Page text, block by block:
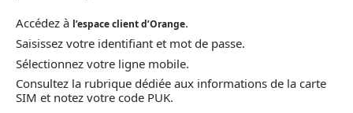
Accédez à l’espace client d’Orange.
Saisissez votre identifiant et mot de passe.
Sélectionnez votre ligne mobile.
Consultez la rubrique dédiée aux informations de la carte
SIM et notez votre code PUK.